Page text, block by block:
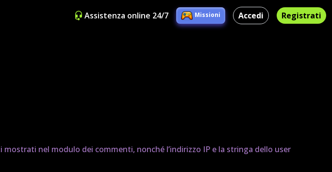
Assistenza online 24/7 Missioni Accedi Registrati
nel modulo dei commenti, nonché l’indirizzo IP e la stringa dello user